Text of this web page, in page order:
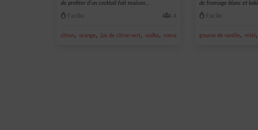
de profiter d'un cocktail fait maison...
Facile 4
citron, orange, jus de citron vert, vodka, romarin
de fromage blanc et
Facile
gousse de vanille, miel ,